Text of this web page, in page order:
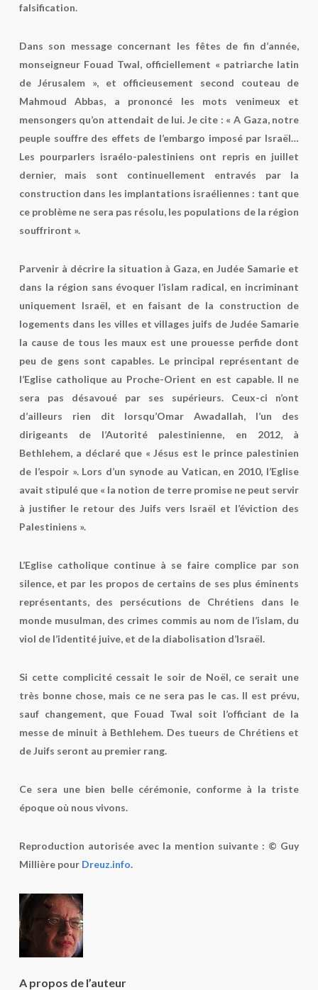
falsification.
Dans son message concernant les fêtes de fin d’année,
monseigneur Fouad Twal, officiellement « patriarche latin
de Jérusalem », et officieusement second couteau de
Mahmoud Abbas, a prononcé les mots venimeux et
mensongers qu’on attendait de lui. Je cite : « A Gaza, notre
peuple souffre des effets de l’embargo imposé par Israël…
Les pourparlers israélo-palestiniens ont repris en juillet
dernier, mais sont continuellement entravés par la
construction dans les implantations israéliennes : tant que
ce problème ne sera pas résolu, les populations de la région
souffriront ».
Parvenir à décrire la situation à Gaza, en Judée Samarie et
dans la région sans évoquer l’islam radical, en incriminant
uniquement Israël, et en faisant de la construction de
logements dans les villes et villages juifs de Judée Samarie
la cause de tous les maux est une prouesse perfide dont
peu de gens sont capables. Le principal représentant de
l’Eglise catholique au Proche-Orient en est capable. Il ne
sera pas désavoué par ses supérieurs. Ceux-ci n’ont
d’ailleurs rien dit lorsqu’Omar Awadallah, l’un des
dirigeants de l’Autorité palestinienne, en 2012, à
Bethlehem, a déclaré que « Jésus est le prince palestinien
de l’espoir ». Lors d’un synode au Vatican, en 2010, l’Eglise
avait stipulé que « la notion de terre promise ne peut servir
à justifier le retour des Juifs vers Israël et l’éviction des
Palestiniens ».
L’Eglise catholique continue à se faire complice par son
silence, et par les propos de certains de ses plus éminents
représentants, des persécutions de Chrétiens dans le
monde musulman, des crimes commis au nom de l’islam, du
viol de l’identité juive, et de la diabolisation d’Israël.
Si cette complicité cessait le soir de Noël, ce serait une
très bonne chose, mais ce ne sera pas le cas. Il est prévu,
sauf changement, que Fouad Twal soit l’officiant de la
messe de minuit à Bethlehem. Des tueurs de Chrétiens et
de Juifs seront au premier rang.
Ce sera une bien belle cérémonie, conforme à la triste
époque où nous vivons.
Reproduction autorisée avec la mention suivante : © Guy
Millière pour Dreuz.info.
A propos de l’auteur